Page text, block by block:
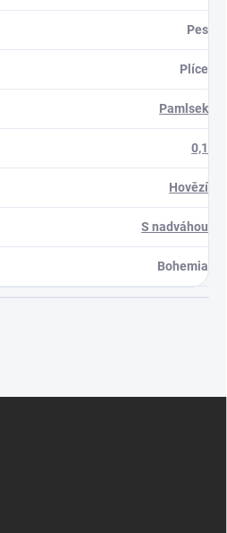
Pes
Plíce
Pamlsek
0,1
Hovězí
S nadváhou
Bohemia